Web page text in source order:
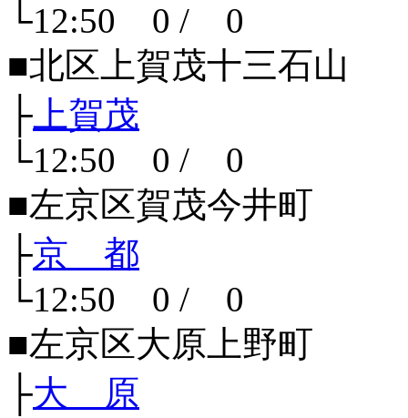
└12:50 0 / 0
■北区上賀茂十三石山
├ 上賀茂
└12:50 0 / 0
■左京区賀茂今井町
├京 都
└12:50 0 / 0
■左京区大原上野町
├大 原